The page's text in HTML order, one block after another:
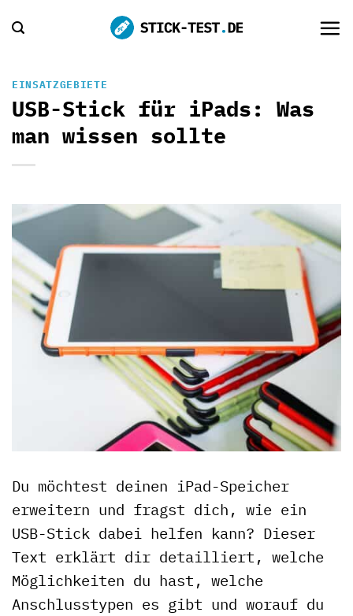
Inhalt
EINSATZGEBIETE
USB-Stick für iPads: Was
man wissen sollte
Du möchtest deinen iPad-Speicher
erweitern und fragst dich, wie ein
USB-Stick dabei helfen kann? Dieser
Text erklärt dir detailliert, welche
Möglichkeiten du hast, welche
Anschlusstypen es gibt und worauf du